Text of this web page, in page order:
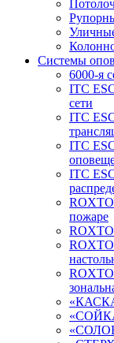
Системы
6000-я
ITC
сети
ITC
ITC
ITC
пожаре